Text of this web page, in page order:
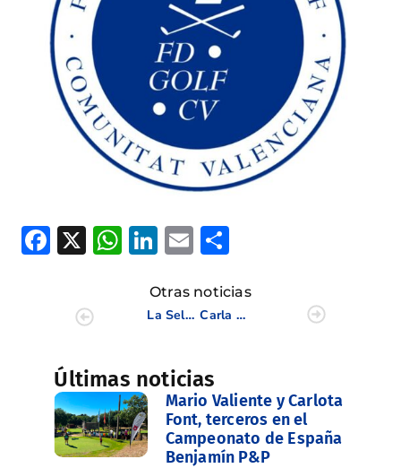
Facebook
X WhatsApp
LinkedIn
Email
Otras noticias
La Selección Valenciana acude al Nacional FFAA de Pitch&Putt 2024
Carla Bernat jugará el Andalucía Costa del Sol Open de España (LET)
Últimas noticias
Mario Valiente y Carlota
Font, terceros en el
Campeonato de España
Benjamín P&P